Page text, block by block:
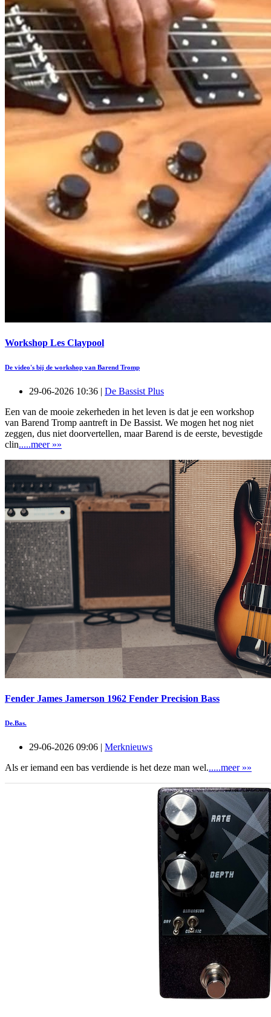
Workshop Les Claypool
De video's bij de workshop van Barend Tromp
29-06-2026 10:36 | De Bassist Plus
Een van de mooie zekerheden in het leven is dat je een workshop
van Barend Tromp aantreft in De Bassist. We mogen het nog niet
zeggen, dus niet doorvertellen, maar Barend is de eerste, bevestigde
clin.....meer »»
Fender James Jamerson 1962 Fender Precision Bass
De.Bas.
29-06-2026 09:06 | Merknieuws
Als er iemand een bas verdiende is het deze man wel......meer »»